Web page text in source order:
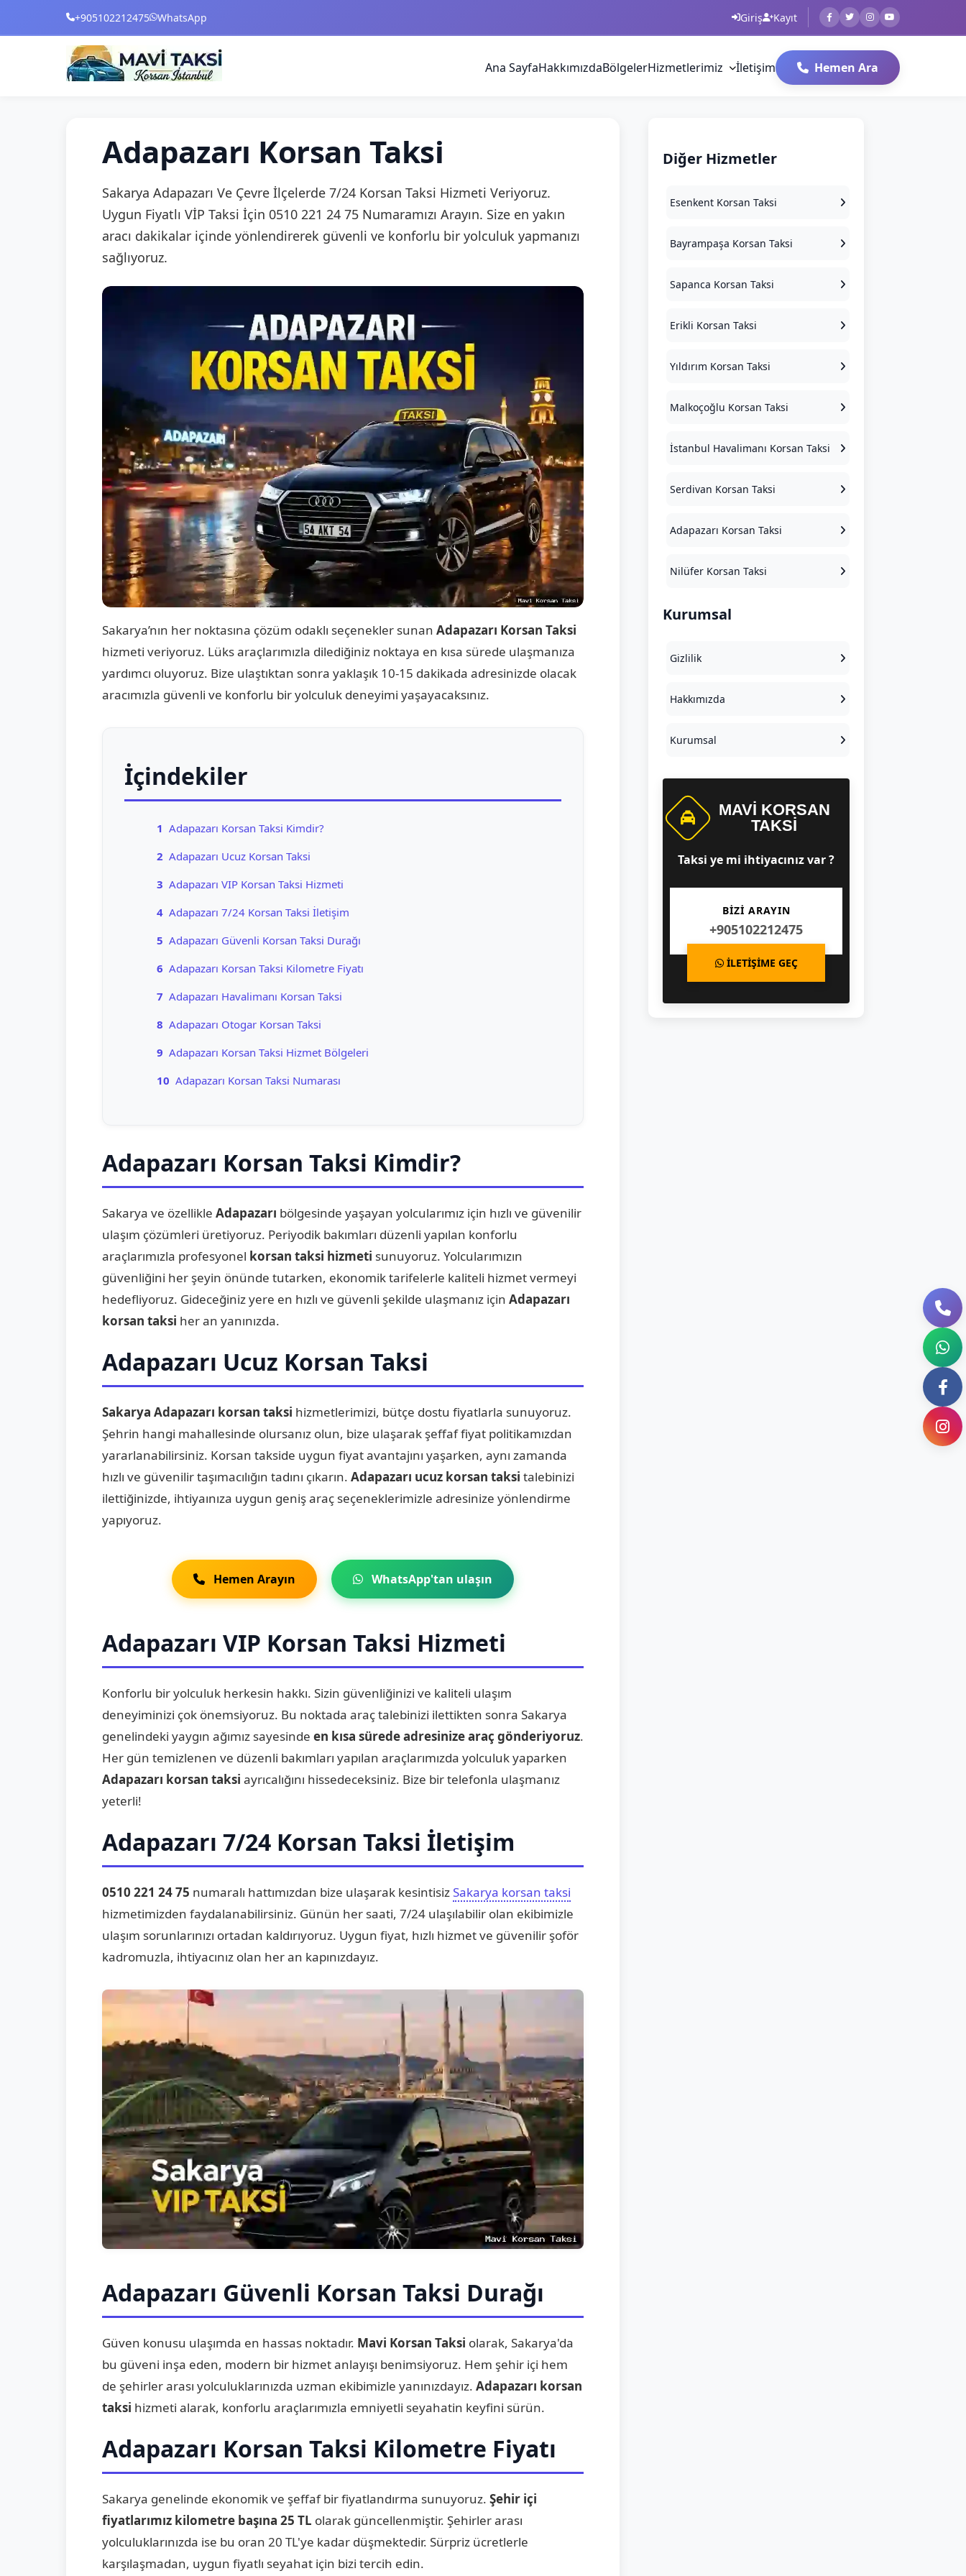
+905102212475 WhatsApp Giriş Kayıt
Ana SayfaHakkımızdaBölgelerHizmetlerimiz İletişim Hemen Ara
Adapazarı Korsan Taksi
Sakarya Adapazarı Ve Çevre İlçelerde 7/24 Korsan Taksi Hizmeti Veriyoruz.
Uygun Fiyatlı VİP Taksi İçin 0510 221 24 75 Numaramızı Arayın. Size en yakın
aracı dakikalar içinde yönlendirerek güvenli ve konforlu bir yolculuk yapmanızı
sağlıyoruz.
Sakarya’nın her noktasına çözüm odaklı seçenekler sunan Adapazarı Korsan Taksi
hizmeti veriyoruz. Lüks araçlarımızla dilediğiniz noktaya en kısa sürede ulaşmanıza
yardımcı oluyoruz. Bize ulaştıktan sonra yaklaşık 10-15 dakikada adresinizde olacak
aracımızla güvenli ve konforlu bir yolculuk deneyimi yaşayacaksınız.
İçindekiler
1 Adapazarı Korsan Taksi Kimdir?
2 Adapazarı Ucuz Korsan Taksi
3 Adapazarı VIP Korsan Taksi Hizmeti
4 Adapazarı 7/24 Korsan Taksi İletişim
5 Adapazarı Güvenli Korsan Taksi Durağı
6 Adapazarı Korsan Taksi Kilometre Fiyatı
7 Adapazarı Havalimanı Korsan Taksi
8 Adapazarı Otogar Korsan Taksi
9 Adapazarı Korsan Taksi Hizmet Bölgeleri
10 Adapazarı Korsan Taksi Numarası
Adapazarı Korsan Taksi Kimdir?
Sakarya ve özellikle Adapazarı bölgesinde yaşayan yolcularımız için hızlı ve güvenilir
ulaşım çözümleri üretiyoruz. Periyodik bakımları düzenli yapılan konforlu
araçlarımızla profesyonel korsan taksi hizmeti sunuyoruz. Yolcularımızın
güvenliğini her şeyin önünde tutarken, ekonomik tarifelerle kaliteli hizmet vermeyi
hedefliyoruz. Gideceğiniz yere en hızlı ve güvenli şekilde ulaşmanız için Adapazarı
korsan taksi her an yanınızda.
Adapazarı Ucuz Korsan Taksi
Sakarya Adapazarı korsan taksi hizmetlerimizi, bütçe dostu fiyatlarla sunuyoruz.
Şehrin hangi mahallesinde olursanız olun, bize ulaşarak şeffaf fiyat politikamızdan
yararlanabilirsiniz. Korsan takside uygun fiyat avantajını yaşarken, aynı zamanda
hızlı ve güvenilir taşımacılığın tadını çıkarın. Adapazarı ucuz korsan taksi talebinizi
ilettiğinizde, ihtiyaınıza uygun geniş araç seçeneklerimizle adresinize yönlendirme
yapıyoruz.
Hemen Arayın WhatsApp'tan ulaşın
Adapazarı VIP Korsan Taksi Hizmeti
Konforlu bir yolculuk herkesin hakkı. Sizin güvenliğinizi ve kaliteli ulaşım
deneyiminizi çok önemsiyoruz. Bu noktada araç talebinizi ilettikten sonra Sakarya
genelindeki yaygın ağımız sayesinde en kısa sürede adresinize araç gönderiyoruz.
Her gün temizlenen ve düzenli bakımları yapılan araçlarımızda yolculuk yaparken
Adapazarı korsan taksi ayrıcalığını hissedeceksiniz. Bize bir telefonla ulaşmanız
yeterli!
Adapazarı 7/24 Korsan Taksi İletişim
0510 221 24 75 numaralı hattımızdan bize ulaşarak kesintisiz Sakarya korsan taksi
hizmetimizden faydalanabilirsiniz. Günün her saati, 7/24 ulaşılabilir olan ekibimizle
ulaşım sorunlarınızı ortadan kaldırıyoruz. Uygun fiyat, hızlı hizmet ve güvenilir şoför
kadromuzla, ihtiyacınız olan her an kapınızdayız.
Adapazarı Güvenli Korsan Taksi Durağı
Güven konusu ulaşımda en hassas noktadır. Mavi Korsan Taksi olarak, Sakarya'da
bu güveni inşa eden, modern bir hizmet anlayışı benimsiyoruz. Hem şehir içi hem
de şehirler arası yolculuklarınızda uzman ekibimizle yanınızdayız. Adapazarı korsan
taksi hizmeti alarak, konforlu araçlarımızla emniyetli seyahatin keyfini sürün.
Adapazarı Korsan Taksi Kilometre Fiyatı
Sakarya genelinde ekonomik ve şeffaf bir fiyatlandırma sunuyoruz. Şehir içi
fiyatlarımız kilometre başına 25 TL olarak güncellenmiştir. Şehirler arası
yolculuklarınızda ise bu oran 20 TL'ye kadar düşmektedir. Sürpriz ücretlerle
karşılaşmadan, uygun fiyatlı seyahat için bizi tercih edin.
Diğer Hizmetler
Esenkent Korsan Taksi
Bayrampaşa Korsan Taksi
Sapanca Korsan Taksi
Erikli Korsan Taksi
Yıldırım Korsan Taksi
Malkoçoğlu Korsan Taksi
İstanbul Havalimanı Korsan Taksi
Serdivan Korsan Taksi
Adapazarı Korsan Taksi
Nilüfer Korsan Taksi
Kurumsal
Gizlilik
Hakkımızda
Kurumsal
MAVI KORSAN
TAKSI
Taksi ye mi ihtiyacınız var ?
BİZİ ARAYIN
+905102212475
İLETİŞİME GEÇ